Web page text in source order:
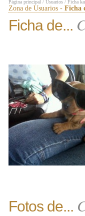
Página principal / Usuarios / Ficha
Zona de Usuarios - Ficha
Ficha de...
Fotos de...